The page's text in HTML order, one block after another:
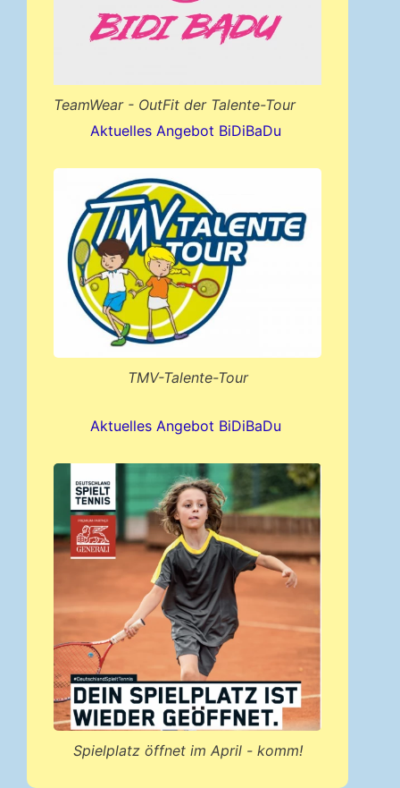
TeamWear - OutFit der Talente-Tour
Aktuelles Angebot BiDiBaDu
TMV-Talente-Tour
Aktuelles Angebot BiDiBaDu
Spielplatz öffnet im April - komm!